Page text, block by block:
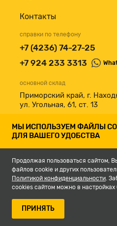
Контакты
справки по телефону
+7 (4236) 74-27-25
+7 924 233 3313
основной склад
Приморский край, г.
ул. Угольная, 61, ст. 13
принимаем к оплате
© 2007-2026, Магазин
МЫ ИСПОЛЬЗУЕМ ФАЙЛЫ
ДЛЯ ВАШЕГО УДОБСТВА
Продолжая пользоваться сайтом,
файлов cookie и других
Политикой конфиденциальности.
cookies сайтом можно в настройках
ПРИНЯТЬ